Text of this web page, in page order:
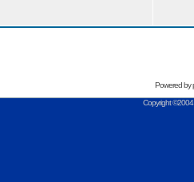
Powered by
Copyright ©2004